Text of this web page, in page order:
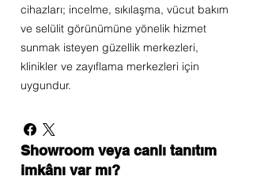
cihazları; incelme, sıkılaşma, vücut bakım
ve selülit görünümüne yönelik hizmet
sunmak isteyen güzellik merkezleri,
klinikler ve zayıflama merkezleri için
uygundur.
Showroom veya canlı tanıtım
imkânı var mı?